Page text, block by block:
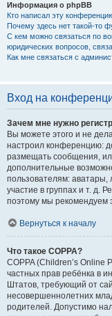
Информация о phpBB
Кто написал эту
Почему здесь нет такой-то
С кем можно связаться по
юридических вопросов,
Как мне связаться с
Вход на
Зачем мне нужно
Вы можете этого и не
настроил конференцию:
размещать сообщения,
дополнительные
пользователям:
участие в группах и т. д.
поэтому мы рекомендуем
Вернуться к началу
Что такое COPPA?
COPPA (Children’s Online
частных прав ребёнка в
Штатов, требующий от
несовершеннолетних
родителей. Допустимо